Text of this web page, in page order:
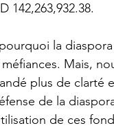
142,263,932.38.
la
Mais,
plus de clarté
de la
de ces